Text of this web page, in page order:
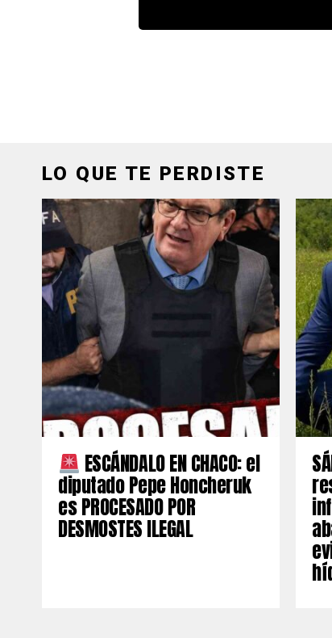
LO QUE TE PERDISTE
ESCÁNDALO EN CHACO: el
diputado Pepe Honcheruk
es PROCESADO POR
DESMOSTES ILEGAL